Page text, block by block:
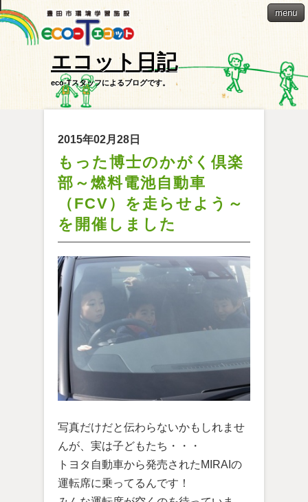
menu
エコット日記
eco-Tスタッフによるブログです。
2015年02月28日
もった博士のかがく倶楽
部～燃料電池自動車
（FCV）を走らせよう～
を開催しました
写真だけだと伝わらないかもしれませ
んが、実は子どもたち・・・
トヨタ自動車から発売されたMIRAIの
運転席に乗ってるんです！